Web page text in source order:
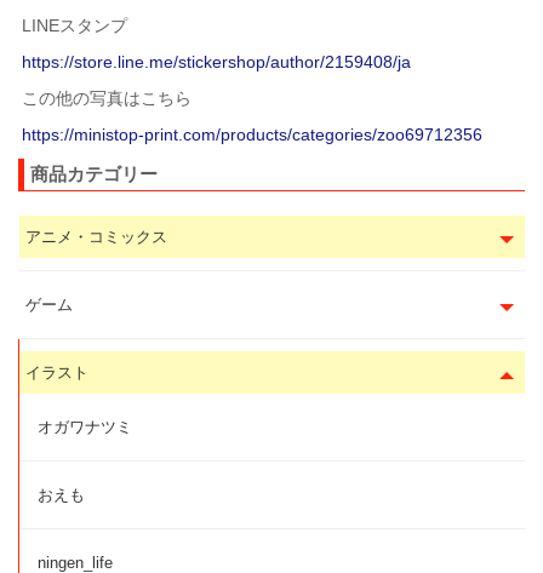
LINEスタンプ
https://store.line.me/stickershop/author/2159408/ja
この他の写真はこちら
https://ministop-print.com/products/categories/zoo69712356
商品カテゴリー
アニメ・コミックス
ゲーム
イラスト
オガワナツミ
おえも
ningen_life